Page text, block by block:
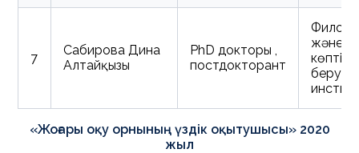
7
Сабирова Дина
Алтайқызы
PhD докторы ,
постдокторант
және
беру
«Жоғары оқу орнының үздік оқытушысы» 2020
жыл